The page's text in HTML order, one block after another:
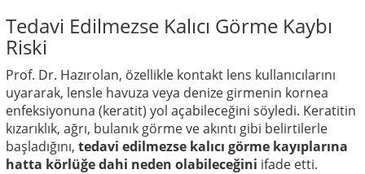
Tedavi Edilmezse Kalıcı Görme Kaybı
Riski
Prof. Dr. Hazırolan, özellikle kontakt lens kullanıcılarını
uyararak, lensle havuza veya denize girmenin kornea
enfeksiyonuna (keratit) yol açabileceğini söyledi. Keratitin
kızarıklık, ağrı, bulanık görme ve akıntı gibi belirtilerle
başladığını, tedavi edilmezse kalıcı görme kayıplarına
hatta körlüğe dahi neden olabileceğini ifade etti.